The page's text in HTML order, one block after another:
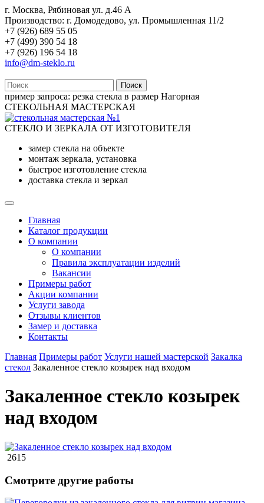
г. Москва, Рябиновая ул. д.46 А
Производство: г. Домодедово, ул. Промышленная 11/2
+7 (926) 689 55 05
+7 (499) 390 54 18
+7 (926) 196 54 18
info@dm-steklo.ru
Поиск
пример запроса: резка стекла в размер Нагорная
СТЕКОЛЬНАЯ МАСТЕРСКАЯ
СТЕКЛО И ЗЕРКАЛА ОТ ИЗГОТОВИТЕЛЯ
замер стекла на объекте
монтаж зеркала, установка
быстрое изготовление стекла
доставка стекла и зеркал
Главная
Каталог продукции
О компании
О компании
Правила эксплуатации изделий
Вакансии
Примеры работ
Акции компании
Услуги завода
Отзывы клиентов
Замер и доставка
Контакты
Главная Примеры работ Услуги нашей мастерской Закалка
стекол Закаленное стекло козырек над входом
Закаленное стекло козырек
над входом
2615
Смотрите другие работы